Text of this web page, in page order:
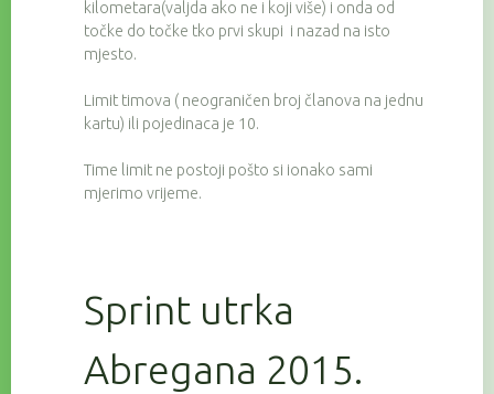
kilometara(valjda ako ne i koji više) i onda od
točke do točke tko prvi skupi i nazad na isto
mjesto.
Limit timova ( neograničen broj članova na jednu
kartu) ili pojedinaca je 10.
Time limit ne postoji pošto si ionako sami
mjerimo vrijeme.
Sprint utrka
Abregana 2015.